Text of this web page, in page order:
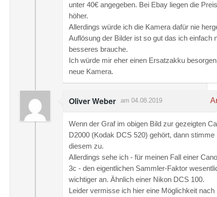
unter 40€ angegeben. Bei Ebay liegen die
höher.
Allerdings würde ich die Kamera dafür nie
Auflösung der Bilder ist so gut das ich einfach
besseres brauche.
Ich würde mir eher einen Ersatzakku
neue Kamera.
Oliver Weber am 04.08.2019
Wenn der Graf im obigen Bild zur gezeigten
D2000 (Kodak DCS 520) gehört, dann stimme
diesem zu.
Allerdings sehe ich - für meinen Fall einer
3c - den eigentlichen Sammler-Faktor
wichtiger an. Ähnlich einer Nikon DCS 100.
Leider vermisse ich hier eine Möglichkeit nach